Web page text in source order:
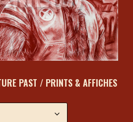
PAST / PRINTS & AFFICHES